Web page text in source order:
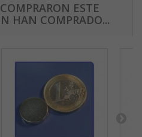
ESTE
HAN COMPRADO...